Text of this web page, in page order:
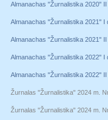
Almanachas "Žurnalistika 2020" II
Almanachas "Žurnalistika 2021" I
Almanachas "Žurnalistika 2021" II
Almanachas "Žurnalistika 2022" I
Almanachas "Žurnalistika 2022" II
Žurnalas "Žurnalistika" 2024 m.
Žurnalas "Žurnalistika" 2024 m.